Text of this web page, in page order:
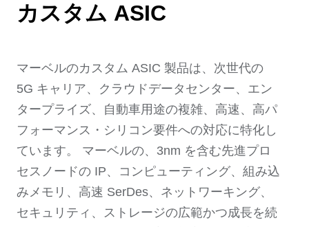
カスタム ASIC
マーベルのカスタム ASIC 製品は、次世代の
5G キャリア、クラウドデータセンター、エン
タープライズ、自動車用途の複雑、高速、高パ
フォーマンス・シリコン要件への対応に特化し
ています。 マーベルの、3nm を含む先進プロ
セスノードの IP、コンピューティング、組み込
みメモリ、高速 SerDes、ネットワーキング、
セキュリティ、ストレージの広範かつ成長を続